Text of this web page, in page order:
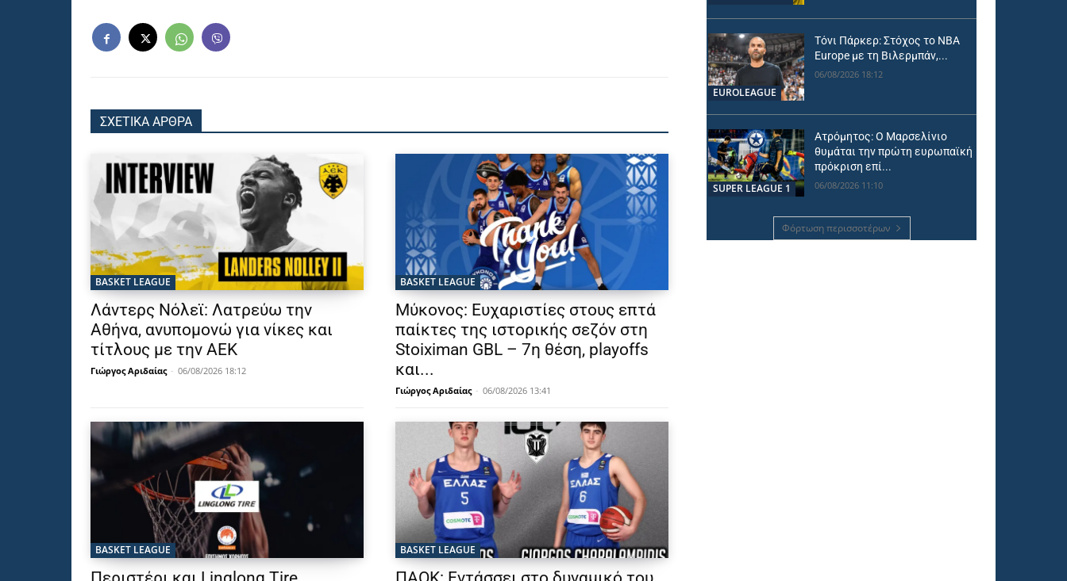
ΣΧΕΤΙΚΑ ΑΡΘΡΑ
BASKET LEAGUE
Λάντερς Νόλεϊ: Λατρεύω την
Αθήνα, ανυπομονώ για νίκες και
τίτλους με την ΑΕΚ
Γιώργος Αριδαίας - 06/08/2026 18:12
BASKET LEAGUE
Μύκονος: Ευχαριστίες στους επτά
παίκτες της ιστορικής σεζόν στη
Stoiximan GBL – 7η θέση, playoffs
και...
Γιώργος Αριδαίας - 06/08/2026 13:41
BASKET LEAGUE BASKET LEAGUE
EUROLEAGUE
Τόνι Πάρκερ: Στόχος το NBA
Europe με τη Βιλερμπάν,...
06/08/2026 18:12
SUPER LEAGUE 1
Ατρόμητος: Ο Μαρσελίνιο
θυμάται την πρώτη ευρωπαϊκή
πρόκριση επί...
06/08/2026 11:10
Φόρτωση περισσοτέρων